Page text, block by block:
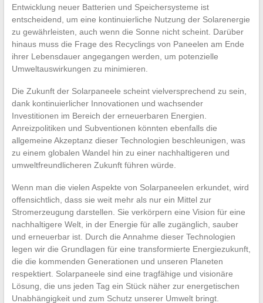
Entwicklung neuer Batterien und Speichersysteme ist
entscheidend, um eine kontinuierliche Nutzung der Solarenergie
zu gewährleisten, auch wenn die Sonne nicht scheint. Darüber
hinaus muss die Frage des Recyclings von Paneelen am Ende
ihrer Lebensdauer angegangen werden, um potenzielle
Umweltauswirkungen zu minimieren.
Die Zukunft der Solarpaneele scheint vielversprechend zu sein,
dank kontinuierlicher Innovationen und wachsender
Investitionen im Bereich der erneuerbaren Energien.
Anreizpolitiken und Subventionen könnten ebenfalls die
allgemeine Akzeptanz dieser Technologien beschleunigen, was
zu einem globalen Wandel hin zu einer nachhaltigeren und
umweltfreundlicheren Zukunft führen würde.
Wenn man die vielen Aspekte von Solarpaneelen erkundet, wird
offensichtlich, dass sie weit mehr als nur ein Mittel zur
Stromerzeugung darstellen. Sie verkörpern eine Vision für eine
nachhaltigere Welt, in der Energie für alle zugänglich, sauber
und erneuerbar ist. Durch die Annahme dieser Technologien
legen wir die Grundlagen für eine transformierte Energiezukunft,
die die kommenden Generationen und unseren Planeten
respektiert. Solarpaneele sind eine tragfähige und visionäre
Lösung, die uns jeden Tag ein Stück näher zur energetischen
Unabhängigkeit und zum Schutz unserer Umwelt bringt.